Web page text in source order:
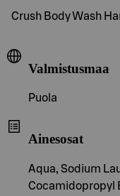
Crush Body Wash
Valmistusmaa
Puola
Ainesosat
Aqua, Sodium
Cocamidopropyl